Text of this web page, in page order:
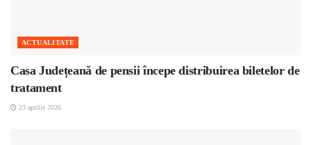
ACTUALITATE
Casa Județeană de pensii începe distribuirea biletelor de
tratament
23 aprilie 2026